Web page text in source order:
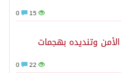
15
وتنديده بهجمات
22